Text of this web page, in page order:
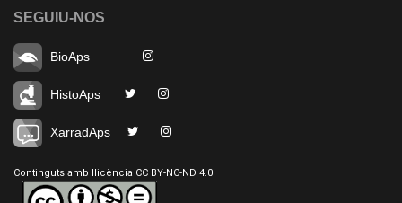
SEGUIU-NOS
BioAps
HistoAps
XarradAps
Continguts amb llicència CC BY-NC-ND 4.0